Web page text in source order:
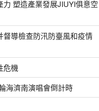
塑造產業發展JIUYI俱意空
導檢查防汛防臺風和疫情
危機
海濟南演唱會倒計時